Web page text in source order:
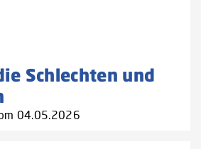
Schlechten und
04.05.2026